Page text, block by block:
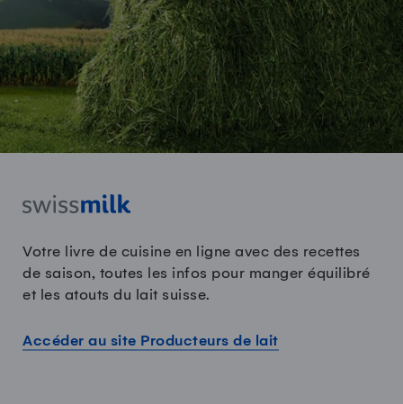
Votre livre de cuisine en ligne avec des recettes
de saison, toutes les infos pour manger équilibré
et les atouts du lait suisse.
Accéder au site Producteurs de lait